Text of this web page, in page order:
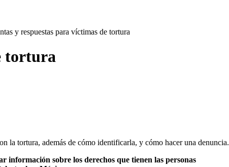
y respuestas para víctimas de tortura
tortura
la tortura, además de cómo identificarla, y cómo hacer una denuncia.
información sobre los derechos que tienen las personas